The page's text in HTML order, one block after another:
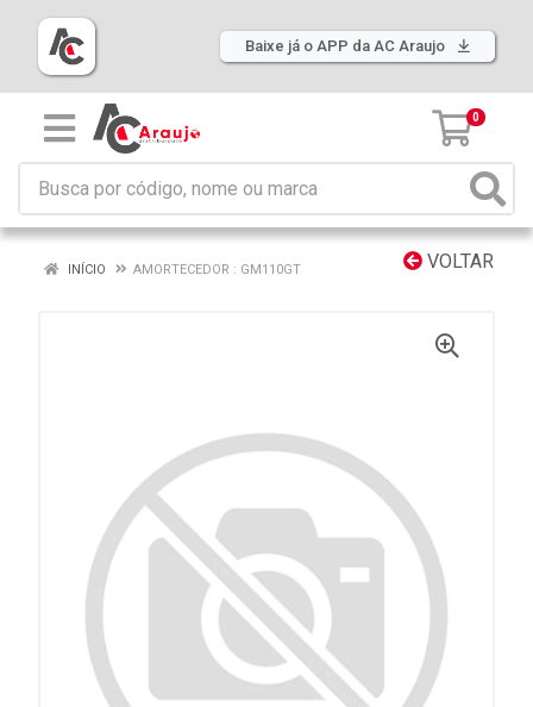
Baixe já o APP da AC Araujo
0
VOLTAR
INÍCIO AMORTECEDOR : GM110GT